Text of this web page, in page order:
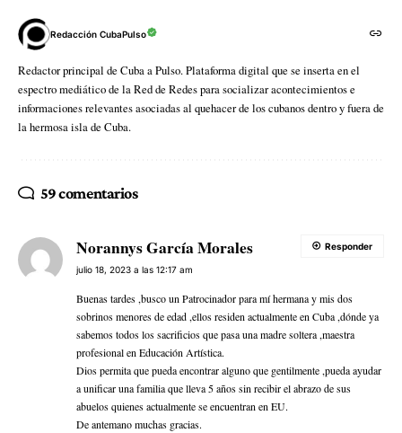
Redacción CubaPulso
Redactor principal de Cuba a Pulso. Plataforma digital que se inserta en el
espectro mediático de la Red de Redes para socializar acontecimientos e
informaciones relevantes asociadas al quehacer de los cubanos dentro y fuera de
la hermosa isla de Cuba.
59 comentarios
Norannys García Morales
julio 18, 2023 a las 12:17 am
Buenas tardes ,busco un Patrocinador para mí hermana y mis dos
sobrinos menores de edad ,ellos residen actualmente en Cuba ,dónde ya
sabemos todos los sacrificios que pasa una madre soltera ,maestra
profesional en Educación Artística.
Dios permita que pueda encontrar alguno que gentilmente ,pueda ayudar
a unificar una familia que lleva 5 años sin recibir el abrazo de sus
abuelos quienes actualmente se encuentran en EU.
De antemano muchas gracias.
Responder